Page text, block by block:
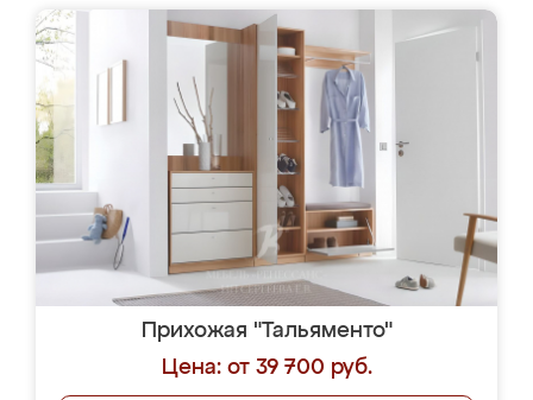
Прихожая "Тальяменто"
Цена: от 39 700 руб.